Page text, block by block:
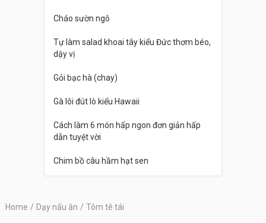
Cháo sườn ngô
Tự làm salad khoai tây kiểu Đức thơm béo,
dậy vị
Gỏi bạc hà (chay)
Gà lôi đút lò kiểu Hawaii
Cách làm 6 món hấp ngon đơn giản hấp
dẫn tuyệt vời
Chim bồ câu hầm hạt sen
Home / Dạy nấu ăn / Tôm tê tái